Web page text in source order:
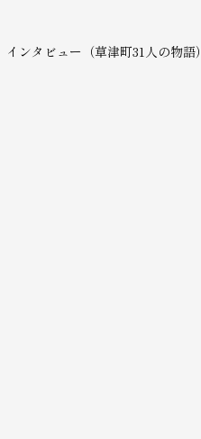
インタビュー（草津町31人の物語）